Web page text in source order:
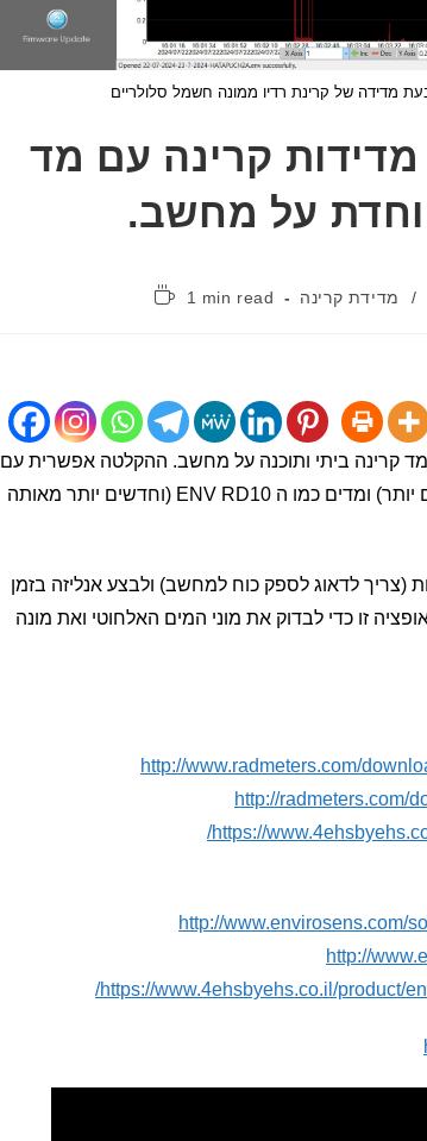
קרינה עם מד
על מחשב.
/ מדידת קרינה
זמן
1 min read
קרינה ביתי ותוכנה על מחשב. ההקלטה אפשרית עם
מדי קרינה מסוג CORNET ED88TPLUS (וחדשים יותר) ומדים כמו ה ENV RD10 (וחדשים יותר מאותה
לדאוג לספק כוח למחשב) ולבצע אנליזה בזמן
בקיץ 2024 השתמשתי באופציה זו כדי לבדוק את מוני המים האלחוטי ואת מונה
http://www.radmeters.com/
http://radmeters.com/
https://
http://www.envirosens.com/
http://
https://www.4ehsbyehs.co.il/product/